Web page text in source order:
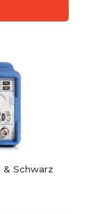
& Schwarz